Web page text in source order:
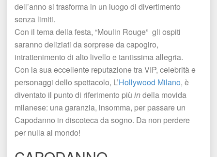
dell’anno si trasforma in un luogo di divertimento
enza limiti.
Con il tema della festa, “Moulin Rouge” gli ospiti
aranno deliziati da sorprese da capogiro,
intrattenimento di alto livello e tantissima allegria.
Con la sua eccellente reputazione tra VIP, celebrità e
personaggi dello spettacolo, L’Hollywood Milano, è
diventato il punto di riferimento più in della movida
milanese: una garanzia, insomma, per passare un
Capodanno in discoteca da sogno. Da non perdere
per nulla al mondo!